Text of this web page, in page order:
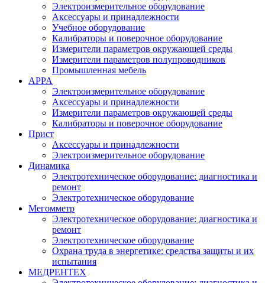
Электроизмерительное оборудование
Аксессуары и принадлежности
Учебное оборудование
Калибраторы и поверочное оборудование
Измерители параметров окружающей среды
Измерители параметров полупроводников
Промышленная мебель
APPA
Электроизмерительное оборудование
Аксессуары и принадлежности
Измерители параметров окружающей среды
Калибраторы и поверочное оборудование
Прист
Аксессуары и принадлежности
Электроизмерительное оборудование
Динамика
Электротехническое оборудование: диагностика и
ремонт
Электротехническое оборудование
Мегомметр
Электротехническое оборудование: диагностика и
ремонт
Электротехническое оборудование
Охрана труда в энергетике: средства защиты и их
испытания
МЕДРЕНТЕХ